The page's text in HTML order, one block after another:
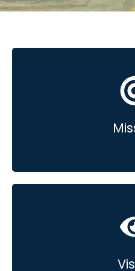
Proteger
qualidade dos produtos
de soluções
Ser uma empresa